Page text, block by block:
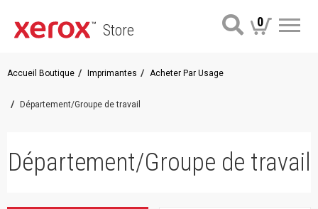
Store 0
Accueil Boutique Imprimantes Acheter Par Usage
Département/Groupe de travail
Département/Groupe de travail